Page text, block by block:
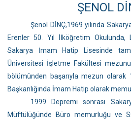
ŞENOL
Şenol DİNÇ,1969 yılında
Erenler 50. Yıl İlköğretim Okulunda,
Sakarya İmam Hatip Lisesinde
Üniversitesi İşletme Fakültesi
bölümünden başarıyla mezun olarak
Başkanlığında İmam Hatip olarak
1999 Depremi sonrası
Müftülüğünde Büro memurluğu ve